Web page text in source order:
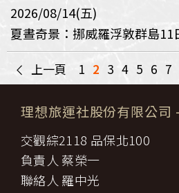
2026/08/14(五)
夏晝奇景：挪威羅浮敦群島11
< 上一頁 1 2 3 4 5 6 7
理想旅運社股份有限公司
交觀綜2118 品保北100
負責人 蔡榮一
聯絡人 羅中光